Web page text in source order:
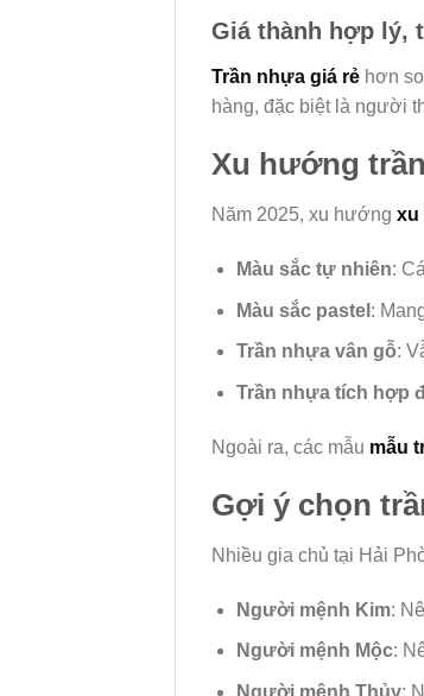
Giá thành hợp lý,
Trần nhựa giá rẻ hơn
hàng, đặc biệt là người
Xu hướng
Năm 2025, xu hướng xu
Màu sắc tự nhiên:
Màu sắc pastel :
Trần nhựa vân gỗ:
Trần nhựa tích hợp
Ngoài ra, các mẫu mẫu
Gợi ý chọn
Nhiều gia chủ tại Hải
Người mệnh Kim:
Người mệnh Mộc:
Người mệnh Thủy: